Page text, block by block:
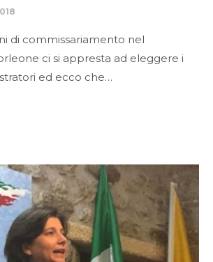
di commissariamento nel
ci si appresta ad eleggere i
ed ecco che…